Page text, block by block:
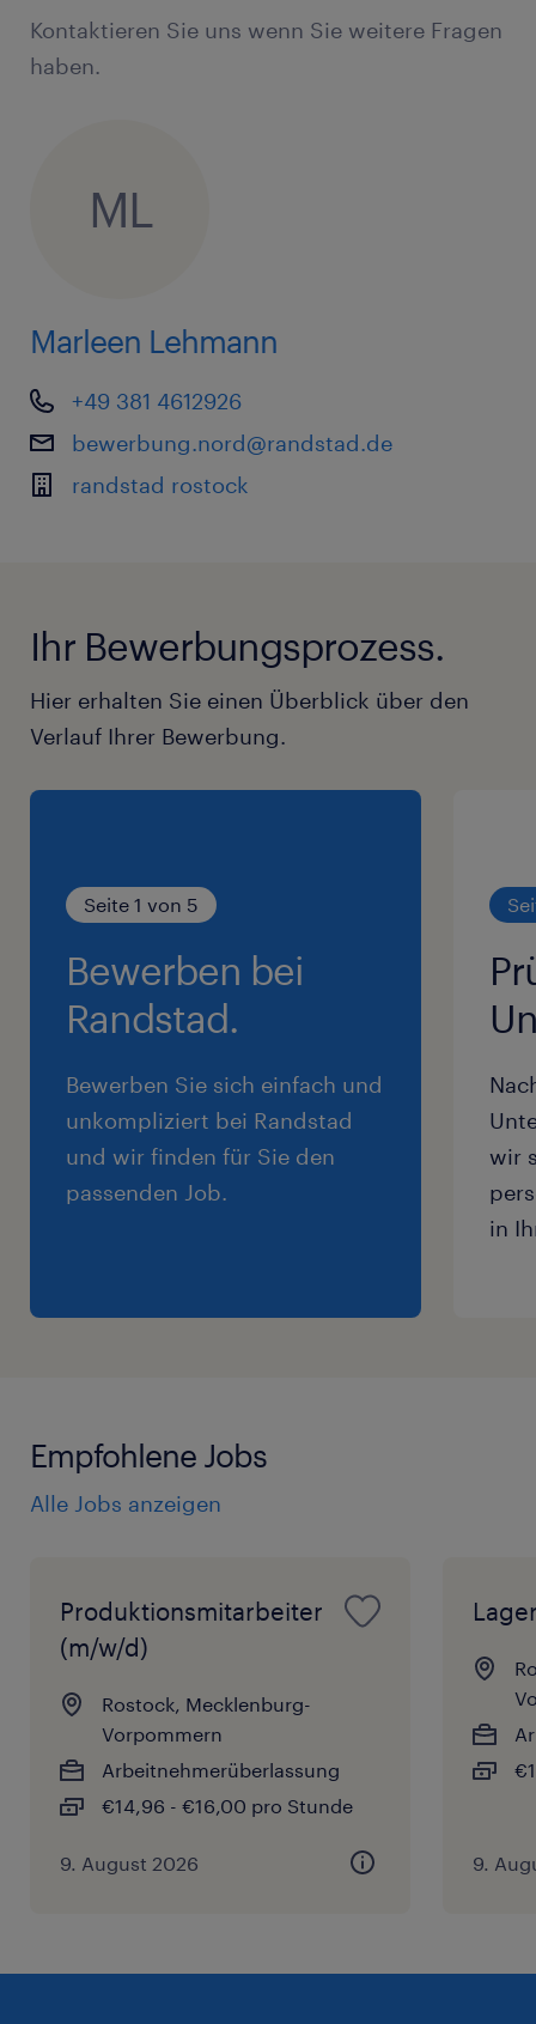
Kontaktieren Sie uns wenn Sie weitere Fragen
haben.
ML
Marleen Lehmann
+49 381 4612926
bewerbung.nord@randstad.de
randstad rostock
Ihr Bewerbungsprozess.
Hier erhalten Sie einen Überblick über den
Verlauf Ihrer Bewerbung.
Seite 1 von 5
Bewerben bei
Randstad.
Bewerben Sie sich einfach und
unkompliziert bei Randstad
und wir finden für Sie den
passenden Job.
wir
in
Empfohlene Jobs
Alle Jobs anzeigen
Produktionsmitarbeiter
(m/w/d)
Rostock, Mecklenburg-
Vorpommern
Arbeitnehmerüberlassung
€14,96 - €16,00 pro Stunde
9. August 2026 9.